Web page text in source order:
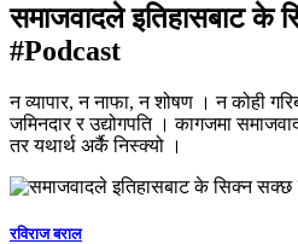
समाजवादले इतिहासबाट के
#Podcast
न व्यापार, न नाफा, न शोषण । न कोही
जमिनदार र उद्योगपति । कागजमा
तर यथार्थ अर्कै निस्क्यो ।
रविराज बराल